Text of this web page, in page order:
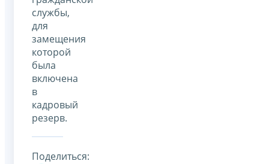
службы,
для
замещения
которой
была
включена
в
кадровый
резерв.
Поделиться: